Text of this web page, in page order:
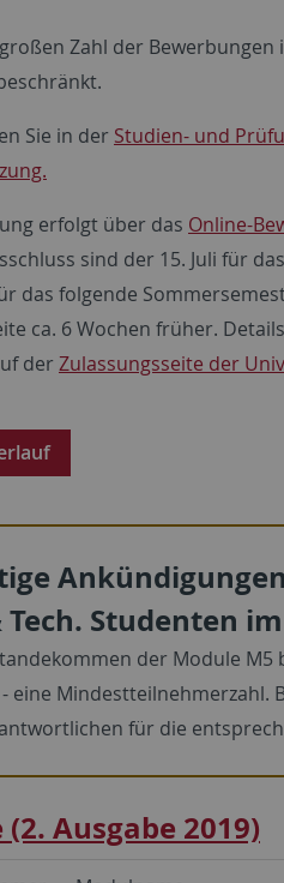
Zahl der Bewerbungen
Sie in der Studien- und
erfolgt über das Online-
sind der 15. Juli für
das folgende
ca. 6 Wochen früher.
der Zulassungsseite der
Tech. Studenten
der Module
eine Mindestteilnehmerzahl.
für die
Ausgabe 2019)